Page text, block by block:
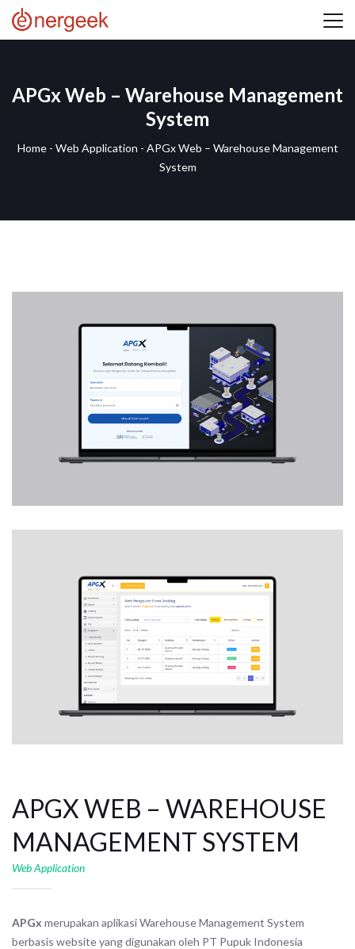
APGx Web – Warehouse Management
System
Home- Web Application - APGx Web – Warehouse Management
System
APGX WEB – WAREHOUSE
MANAGEMENT SYSTEM
Web Application
APGx merupakan aplikasi Warehouse Management System
berbasis website yang digunakan oleh PT Pupuk Indonesia